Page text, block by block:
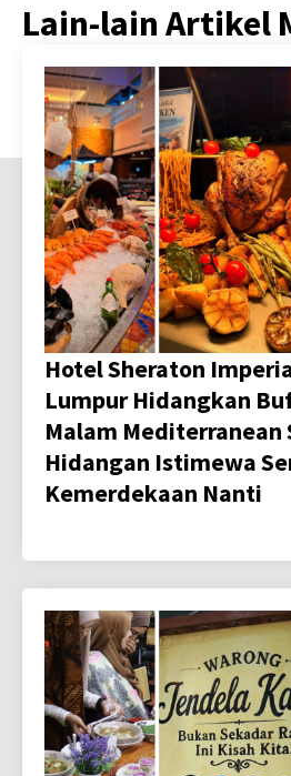
Lain-lain Artikel
Hotel Sheraton
Lumpur Hidangkan
Malam Mediterranean
Hidangan Istimewa
Kemerdekaan Nanti